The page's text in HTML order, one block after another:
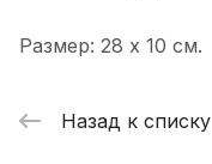
Размер: 28 х 10 см.
Назад к списку